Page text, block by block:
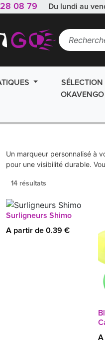
08 79 Du lundi au
SÉLECTION
OKAVENGO
Un marqueur personnalisé à
pour une visibilité durable.
14 résultats
Surligneurs Shimo
A partir de 0.39 €
A